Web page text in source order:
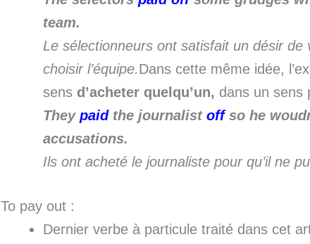
team.
Le sélectionneurs ont satisfait un désir
choisir l’équipe.Dans cette même idée,
sens d’acheter quelqu’un, dans un sens
They paidthe journalist offso he
accusations.
Ils ont acheté le journaliste pour qu’il ne
To pay out :
Dernier verbe à particule traité dans cet